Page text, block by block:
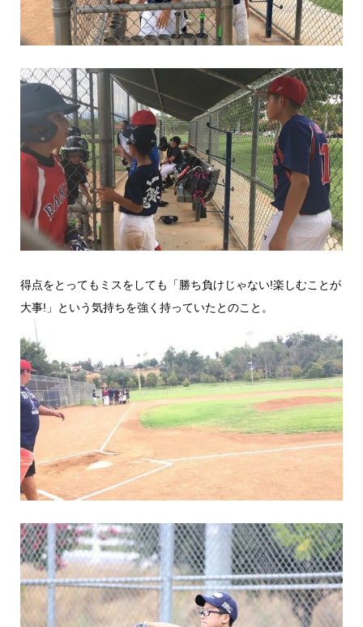
得点をとってもミスをしても「勝ち負けじゃない!楽しむことが
大事!」という気持ちを強く持っていたとのこと。